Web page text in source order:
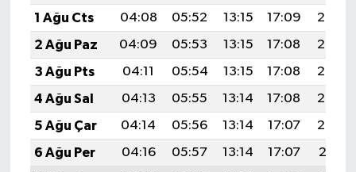
1 Ağu Cts
04:08 05:52 13:15 17:09
20:27
2 Ağu Paz
04:09 05:53 13:15 17:08
20:26
3 Ağu Pts
04:11 05:54 13:15 17:08
20:25
4 Ağu Sal
04:13 05:55 13:14 17:08
20:24
5 Ağu Çar
04:14 05:56 13:14 17:07
20:23
6 Ağu Per
04:16 05:57 13:14 17:07
20:21